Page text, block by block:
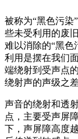
被称为“黑色污染
些未受利用的废
难以消除的“黑色
利用是摆在我们
端绕射到受声点
绕射声的声级之
声音的绕射和透
点，主要受声屏
下，声屏障高度